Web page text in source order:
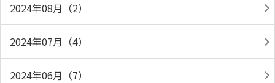
2024年08月（2）
2024年07月（4）
2024年06月（7）